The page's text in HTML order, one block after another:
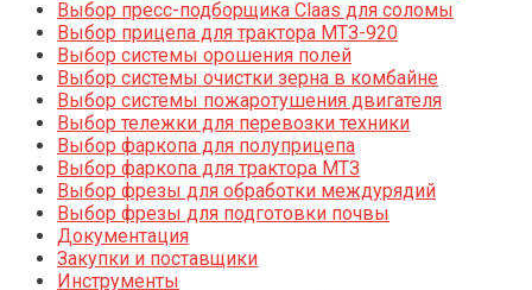
Выбор пресс-подборщика Claas для соломы
Выбор прицепа для трактора МТЗ-920
Выбор системы орошения полей
Выбор системы очистки зерна в комбайне
Выбор системы пожаротушения двигателя
Выбор тележки для перевозки техники
Выбор фаркопа для полуприцепа
Выбор фаркопа для трактора МТЗ
Выбор фрезы для обработки междурядий
Выбор фрезы для подготовки почвы
Документация
Закупки и поставщики
Инструменты